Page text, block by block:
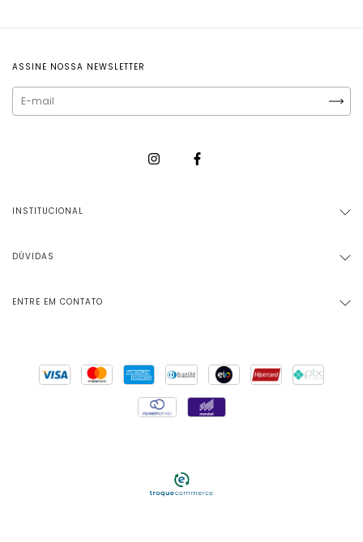
ASSINE NOSSA NEWSLETTER
INSTITUCIONAL
DÚVIDAS
ENTRE EM CONTATO